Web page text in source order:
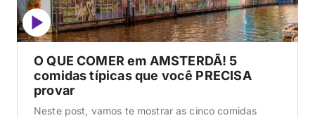
O QUE COMER em AMSTERDÃ! 5
comidas típicas que você PRECISA
provar
Neste post, vamos te mostrar as cinco comidas